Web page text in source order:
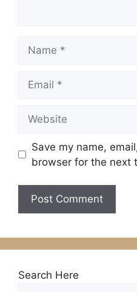
Save my name,
browser for the next
Search Here